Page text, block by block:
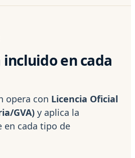
incluido en cada
opera con Licencia Oficial
GVA) y aplica la
en cada tipo de